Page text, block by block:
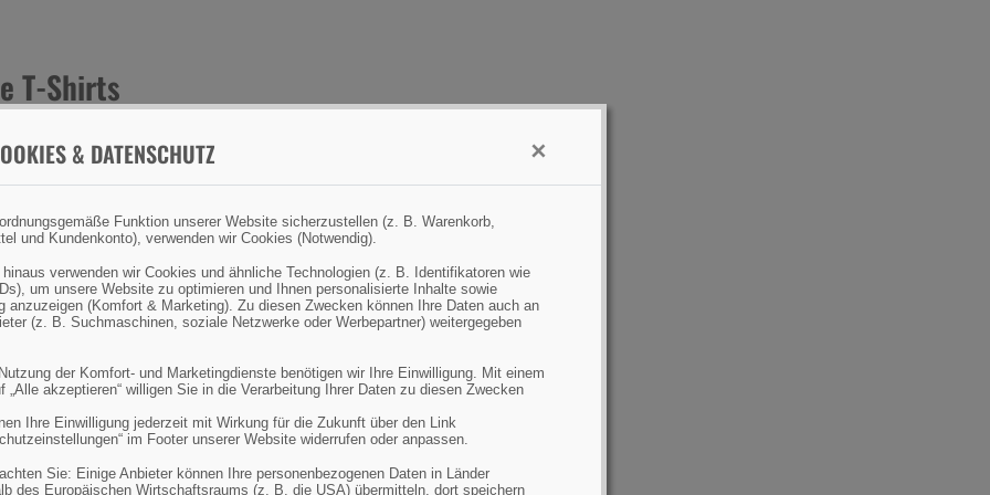
& DATENSCHUTZ ×
Funktion unserer Website sicherzustellen (z. B. Warenkorb,
und Kundenkonto), verwenden wir Cookies (Notwendig).
hinaus verwenden wir Cookies und ähnliche Technologien (z. B. Identifikatoren wie
um unsere Website zu optimieren und Ihnen personalisierte Inhalte sowie
anzuzeigen (Komfort & Marketing). Zu diesen Zwecken können Ihre Daten auch an
(z. B. Suchmaschinen, soziale Netzwerke oder Werbepartner) weitergegeben
der Komfort- und Marketingdienste benötigen wir Ihre Einwilligung. Mit einem
„Alle akzeptieren“ willigen Sie in die Verarbeitung Ihrer Daten zu diesen Zwecken
Ihre Einwilligung jederzeit mit Wirkung für die Zukunft über den Link
im Footer unserer Website widerrufen oder anpassen.
Sie: Einige Anbieter können Ihre personenbezogenen Daten in Länder
des Europäischen Wirtschaftsraums (z. B. die USA) übermitteln, dort speichern
Angeln und andere
unpassende
zu
Sicherheit beim Angeln
um optimalen
oder
T-Shirts